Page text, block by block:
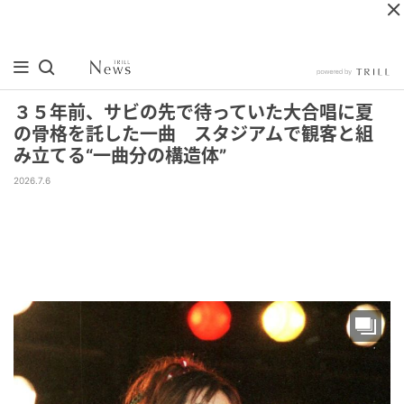
３５年前、サビの先で待っていた大合唱に夏
の骨格を託した一曲 スタジアムで観客と組
み立てる“一曲分の構造体”
2026.7.6